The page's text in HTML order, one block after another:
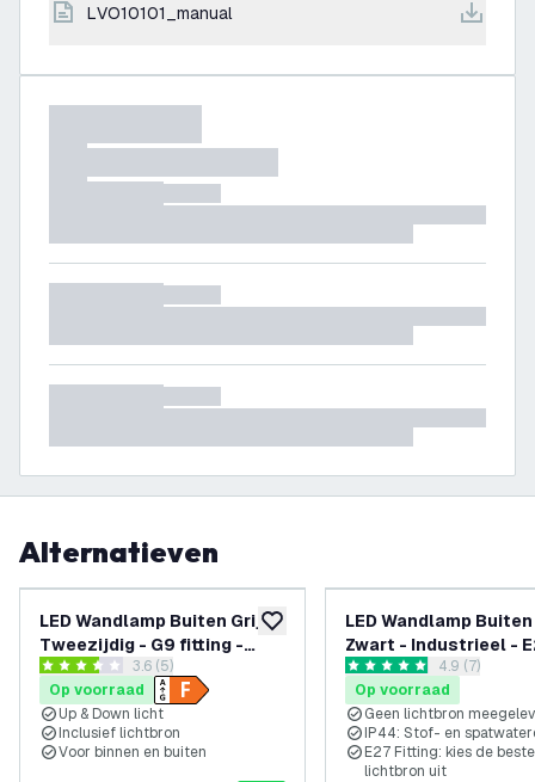
LVO10101_manual
Alternatieven
toevoegen aan verlanglijst
LED Wandlamp Buiten Grijs -
Tweezijdig - G9 fitting -
2700K - 4.2W - IP54
reviews drawer openen
3.6 score sterren3.6 (5)
Op voorraad
Up & Down licht
Inclusief lichtbron
Voor binnen en buiten
LED Wandlamp
Zwart - Industrieel -
Fitting - IP44
reviews
4.9 score sterren4.9 (7)
Op voorraad
Geen lichtbron
IP44: Stof- en
E27 Fitting: kies de beste
lichtbron uit